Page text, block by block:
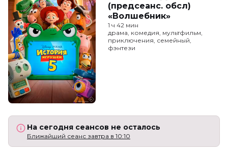
(предсеанс. обсл)
«Волшебник»
1 ч 42 мин
драма, комедия, мультфильм,
приключения, семейный,
фэнтези
На сегодня сеансов не осталось
Ближайший сеанс завтра в 10:10